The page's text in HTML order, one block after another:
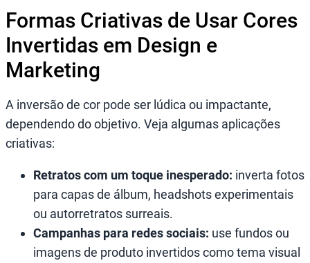
Formas Criativas de Usar Cores
Invertidas em Design e
Marketing
A inversão de cor pode ser lúdica ou impactante,
dependendo do objetivo. Veja algumas aplicações
criativas:
Retratos com um toque inesperado: inverta fotos
para capas de álbum, headshots experimentais
ou autorretratos surreais.
Campanhas para redes sociais: use fundos ou
imagens de produto invertidos como tema visual